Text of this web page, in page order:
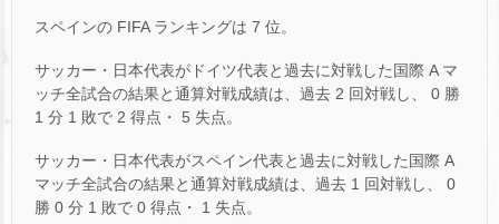
スペインの FIFA ランキングは 7 位。
サッカー・日本代表がドイツ代表と過去に対戦した国際 A マ
ッチ全試合の結果と通算対戦成績は、過去 2 回対戦し、 0 勝
1 分 1 敗で 2 得点・ 5 失点。
サッカー・日本代表がスペイン代表と過去に対戦した国際 A
マッチ全試合の結果と通算対戦成績は、過去 1 回対戦し、 0
勝 0 分 1 敗で 0 得点・ 1 失点。